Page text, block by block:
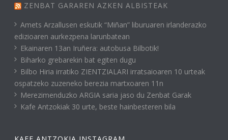
ZENBAT GARAREN AZKEN ALBISTEAK
Amets Arzallusen eskutik “Miñan” liburuaren irlanderazko
edizioaren aurkezpena larunbatean
Ekainaren 13an Iruñera: autobusa Bilbotik!
Biharko grebarekin bat egiten dugu
Bilbo Hiria irratiko ZIENTZIALARI irratsaioaren 10 urteak
ospatzeko zuzeneko berezia martxoaren 11n
Merezimenduzko ARGIA saria jaso du Zenbat Garak
Kafe Antzokiak 30 urte, beste hainbesteren bila